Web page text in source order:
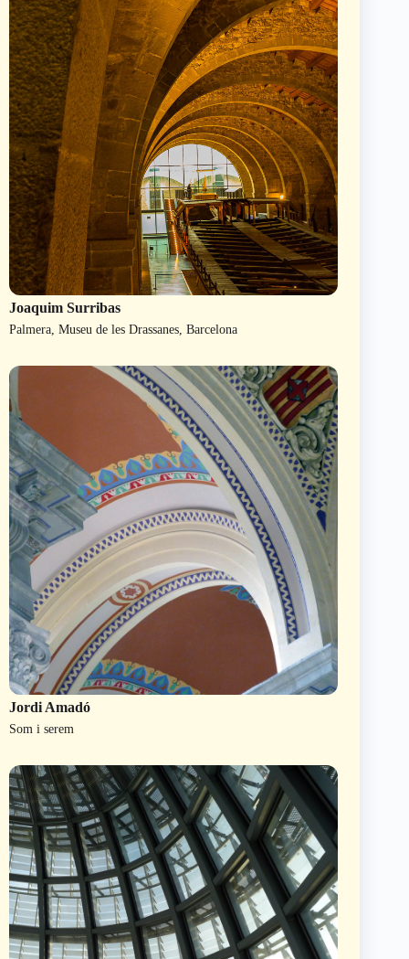
Joaquim Surribas
Palmera, Museu de les Drassanes, Barcelona
Jordi Amadó
Som i serem